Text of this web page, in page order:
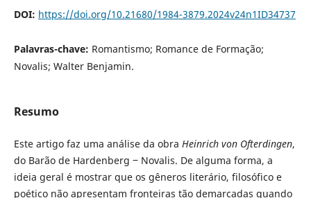
DOI: https://doi.org/10.21680/1984-3879.2024v24n1ID34737
Palavras-chave: Romantismo; Romance de Formação;
Novalis; Walter Benjamin.
Resumo
Este artigo faz uma análise da obra Heinrich von Ofterdingen,
do Barão de Hardenberg ‒ Novalis. De alguma forma, a
ideia geral é mostrar que os gêneros literário, filosófico e
poético não apresentam fronteiras tão demarcadas quando